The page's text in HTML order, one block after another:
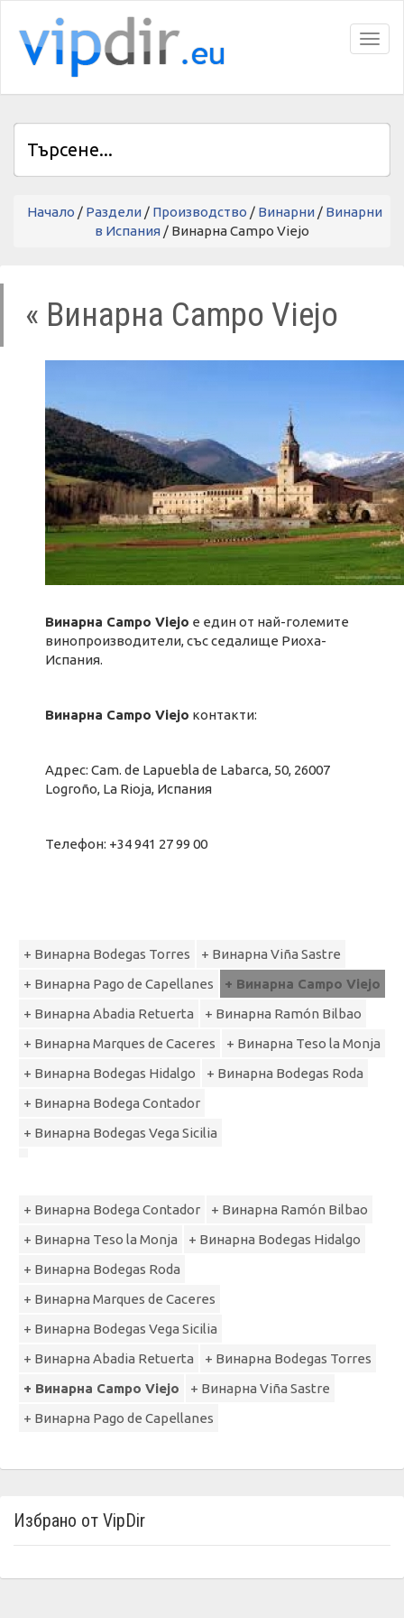
Начало / Раздели / Производство / Винарни / Винарни
в Испания / Винарна Campo Viejo
« Винарна Campo Viejo
Винарна Campo Viejo е един от най-големите
винопроизводители, със седалище Риоха-
Испания.
Винарна Campo Viejo контакти:
Адрес: Cam. de Lapuebla de Labarca, 50, 26007
Logroño, La Rioja, Испания
Телефон: +34 941 27 99 00
+ Винарна Bodegas Torres
+ Винарна Viña Sastre
+ Винарна Pago de Capellanes
+ Винарна Campo Viejo
+ Винарна Abadia Retuerta
+ Винарна Ramón Bilbao
+ Винарна Marquеs de Cаceres
+ Винарна Teso la Monja
+ Винарна Bodegas Hidalgo
+ Винарна Bodegas Roda
+ Винарна Bodega Contador
+ Винарна Bodegas Vega Sicilia
+ Винарна Bodega Contador
+ Винарна Ramón Bilbao
+ Винарна Teso la Monja
+ Винарна Bodegas Hidalgo
+ Винарна Bodegas Roda
+ Винарна Marquеs de Cаceres
+ Винарна Bodegas Vega Sicilia
+ Винарна Abadia Retuerta
+ Винарна Bodegas Torres
+ Винарна Campo Viejo
+ Винарна Viña Sastre
+ Винарна Pago de Capellanes
Избрано от VipDir